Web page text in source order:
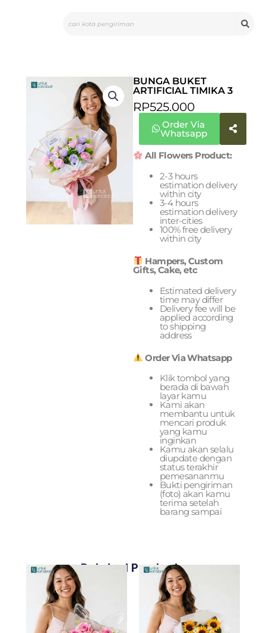
BUNGA BUKET
ARTIFICIAL TIMIKA 3
RP525.000
Order Via
Whatsapp
All Flowers Product:
2-3 hours
estimation delivery
within city
3-4 hours
estimation delivery
inter-cities
100% free delivery
within city
Hampers, Custom
Gifts, Cake, etc
Estimated delivery
time may differ
Delivery fee will be
applied according
to shipping
address
Order Via Whatsapp
Klik tombol yang
berada di bawah
layar kamu
Kami akan
membantu untuk
mencari produk
yang kamu
inginkan
Kamu akan selalu
diupdate dengan
status terakhir
pemesananmu
Bukti pengiriman
(foto) akan kamu
terima setelah
barang sampai
Related Products